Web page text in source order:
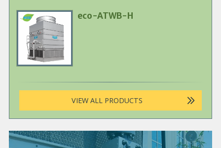
Primary
Product
Image
eco-ATWB-H
VIEW ALL PRODUCTS